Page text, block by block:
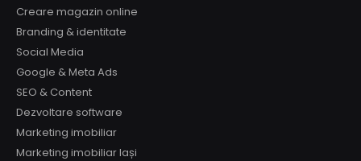
Creare magazin online
Branding & identitate
Social Media
Google & Meta Ads
SEO & Content
Dezvoltare software
Marketing imobiliar
Marketing imobiliar Iași